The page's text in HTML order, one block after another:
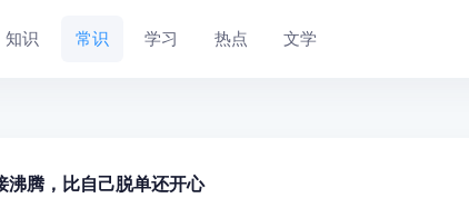
知识 常识 学习 热点 文学
沸腾，比自己脱单还开心